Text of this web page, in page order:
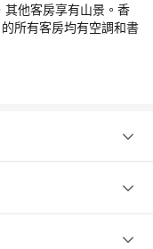
其他客房享有山景。香
所有客房均有空調和書